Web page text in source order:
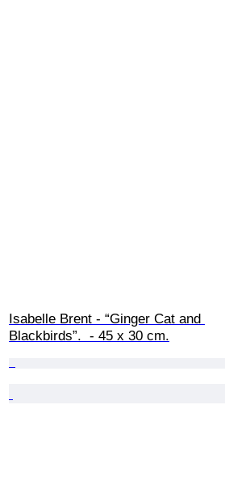
Isabelle Brent - “Ginger Cat and
Blackbirds”.  - 45 x 30 cm.